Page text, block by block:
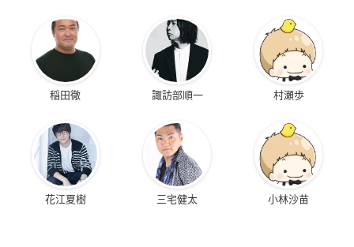
稲田徹 諏訪部順一 村瀬歩
花江夏樹 三宅健太 小林沙苗